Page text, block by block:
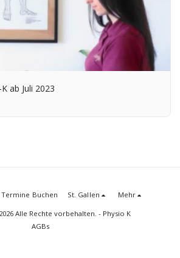
ab Juli 2023
Termine Buchen St. Gallen Mehr
Alle Rechte vorbehalten. - Physio K
AGBs